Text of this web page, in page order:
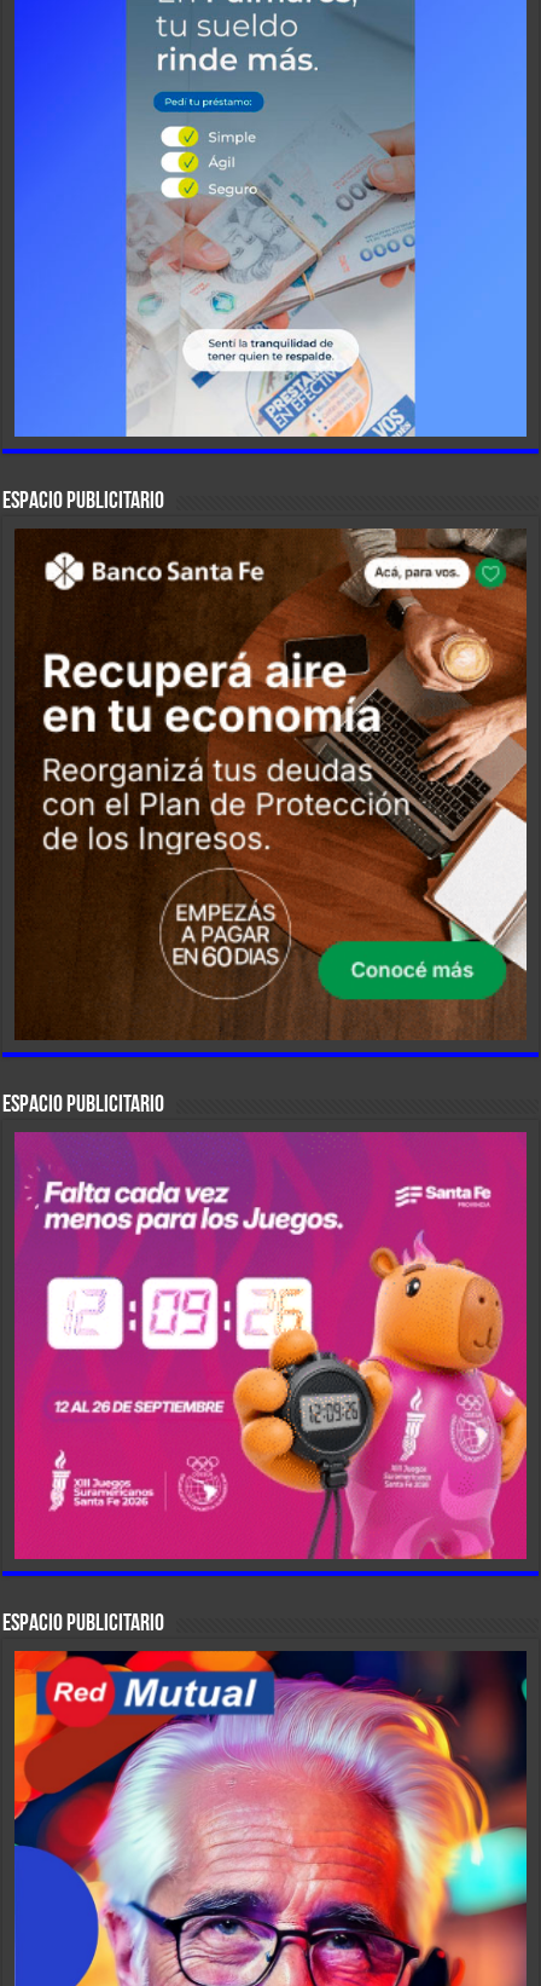
ESPACIO PUBLICITARIO
ESPACIO PUBLICITARIO
ESPACIO PUBLICITARIO